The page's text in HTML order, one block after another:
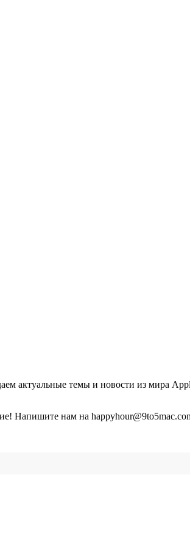
актуальные темы и новости из мира
нам на